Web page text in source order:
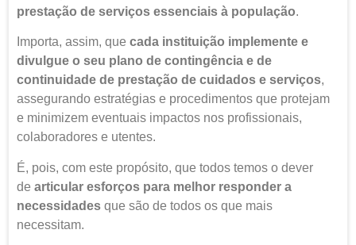
prestação de serviços essenciais à população.
Importa, assim, que cada instituição implemente e
divulgue o seu plano de contingência e de
continuidade de prestação de cuidados e serviços,
assegurando estratégias e procedimentos que protejam
e minimizem eventuais impactos nos profissionais,
colaboradores e utentes.
É, pois, com este propósito, que todos temos o dever
de articular esforços para melhor responder a
necessidades que são de todos os que mais
necessitam.